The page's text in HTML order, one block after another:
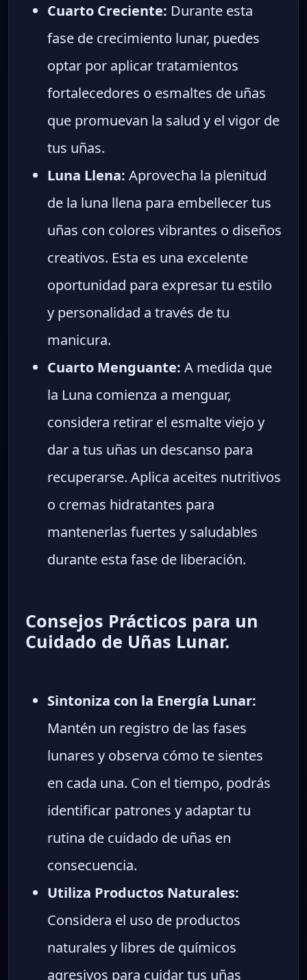
Cuarto Creciente: Durante esta
fase de crecimiento lunar, puedes
optar por aplicar tratamientos
fortalecedores o esmaltes de uñas
que promuevan la salud y el vigor de
tus uñas.
Luna Llena: Aprovecha la plenitud
de la luna llena para embellecer tus
uñas con colores vibrantes o diseños
creativos. Esta es una excelente
oportunidad para expresar tu estilo
y personalidad a través de tu
manicura.
Cuarto Menguante: A medida que
la Luna comienza a menguar,
considera retirar el esmalte viejo y
dar a tus uñas un descanso para
recuperarse. Aplica aceites nutritivos
o cremas hidratantes para
mantenerlas fuertes y saludables
durante esta fase de liberación.
Consejos Prácticos para un
Cuidado de Uñas Lunar.
Sintoniza con la Energía Lunar:
Mantén un registro de las fases
lunares y observa cómo te sientes
en cada una. Con el tiempo, podrás
identificar patrones y adaptar tu
rutina de cuidado de uñas en
consecuencia.
Utiliza Productos Naturales:
Considera el uso de productos
naturales y libres de químicos
agresivos para cuidar tus uñas